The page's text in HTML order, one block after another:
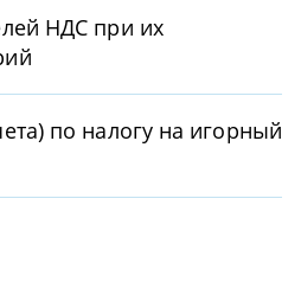
НДС при их
по налогу на игорный